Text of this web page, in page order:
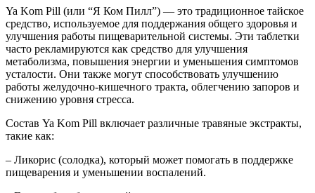
Ya Kom Pill (или “Я Ком Пилл”) — это традиционное тайское
средство, используемое для поддержания общего здоровья и
улучшения работы пищеварительной системы. Эти таблетки
часто рекламируются как средство для улучшения
метаболизма, повышения энергии и уменьшения симптомов
усталости. Они также могут способствовать улучшению
работы желудочно-кишечного тракта, облегчению запоров и
снижению уровня стресса.
Состав Ya Kom Pill включает различные травяные экстракты,
такие как:
– Ликорис (солодка), который может помогать в поддержке
пищеварения и уменьшении воспалений.